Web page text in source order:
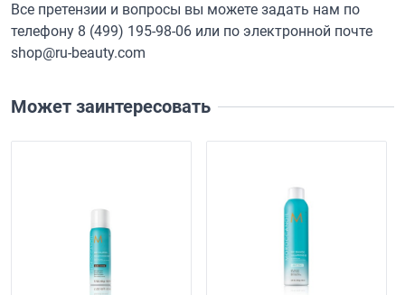
Все претензии и вопросы вы можете задать нам по
телефону 8 (499) 195-98-06 или по электронной почте
shop@ru-beauty.com
Может заинтересовать